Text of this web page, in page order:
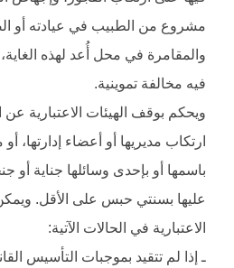
مشروع من الطبيب في عيادته أو
والمقامرة في محل أُعد لهذه
فيه مخالفة تموينية.
ويحكم بوقف الهيئات الاعتبارية عن
ارتكاب مديريها أو أعضاء إدارتها، أو
باسمها أو بإحدى وسائلها جناية أو
عليها بسنتي حبس على الأقل.
الاعتبارية في الحالات الآتية:
ـ إذا لم تتقيد بموجبات التأسيس